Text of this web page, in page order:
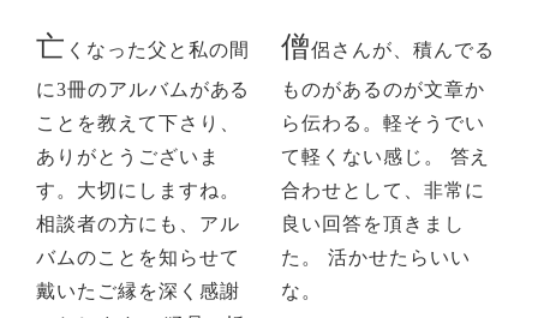
亡 くなった父と私の間
に3冊のアルバムがある
ことを教えて下さり、
ありがとうございま
す。大切にしますね。
相談者の方にも、アル
バムのことを知らせて
戴いたご縁を深く感謝
僧侶さんが、積んでる
ものがあるのが文章か
ら伝わる。軽そうでい
て軽くない感じ。 答え
合わせとして、非常に
良い回答を頂きまし
た。 活かせたらいい
な。